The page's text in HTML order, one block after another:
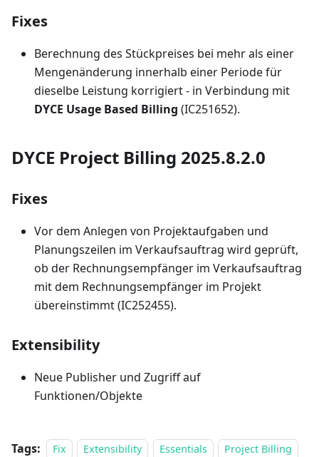
Fixes
Berechnung des Stückpreises bei mehr als einer
Mengenänderung innerhalb einer Periode für
dieselbe Leistung korrigiert - in Verbindung mit
DYCE Usage Based Billing (IC251652).
DYCE Project Billing 2025.8.2.0
Fixes
Vor dem Anlegen von Projektaufgaben und
Planungszeilen im Verkaufsauftrag wird geprüft,
ob der Rechnungsempfänger im Verkaufsauftrag
mit dem Rechnungsempfänger im Projekt
übereinstimmt (IC252455).
Extensibility
Neue Publisher und Zugriff auf
Funktionen/Objekte
Tags: Fix Extensibility Essentials
Project Billing